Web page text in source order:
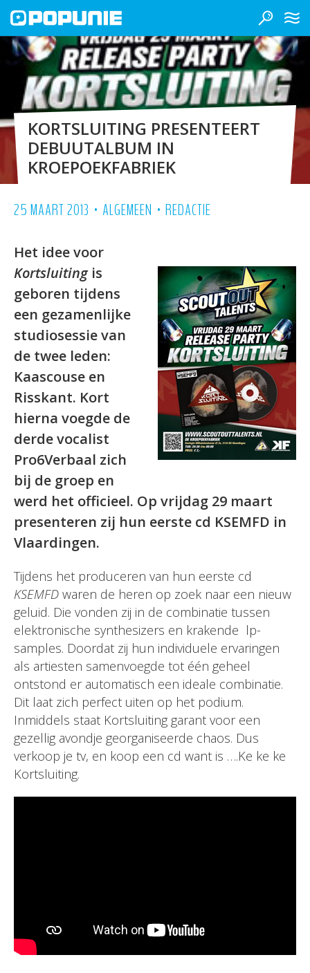
KORTSLUITING PRESENTEERT
DEBUUTALBUM IN
KROEPOEKFABRIEK
25 MAART 2013 • ALGEMEEN • REDACTIE
Het idee voor
Kortsluitingis
geboren tijdens
een gezamenlijke
studiosessie van
de twee leden:
Kaascouse en
Risskant. Kort
hierna voegde de
derde vocalist
Pro6Verbaal zich
bij de groep en
werd het officieel. Op vrijdag 29 maart
presenteren zij hun eerste cd KSEMFD in
Vlaardingen.
Tijdens het produceren van hun eerste cd
KSEMFD waren de heren op zoek naar een nieuw
geluid. Die vonden zij in de combinatie tussen
elektronische synthesizers en krakende lp-
samples. Doordat zij hun individuele ervaringen
als artiesten samenvoegde tot één geheel
ontstond er automatisch een ideale combinatie.
Dit laat zich perfect uiten op het podium.
Inmiddels staat Kortsluiting garant voor een
gezellig avondje georganiseerde chaos. Dus
verkoop je tv, en koop een cd want is ….Ke ke ke
Kortsluiting.